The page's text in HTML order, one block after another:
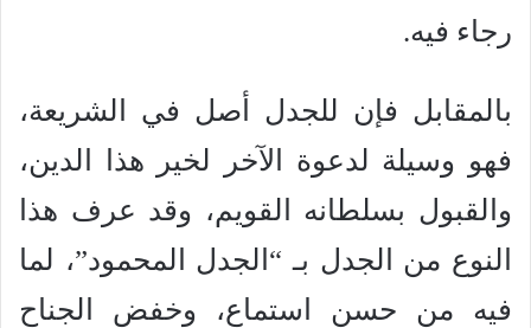
رجاء فيه.
بالمقابل فإن للجدل أصل في الشريعة،
فهو وسيلة لدعوة الآخر لخير هذا الدين،
والقبول بسلطانه القويم، وقد عرف هذا
النوع من الجدل بـ “الجدل المحمود”، لما
فيه من حسن استماع، وخفض الجناح